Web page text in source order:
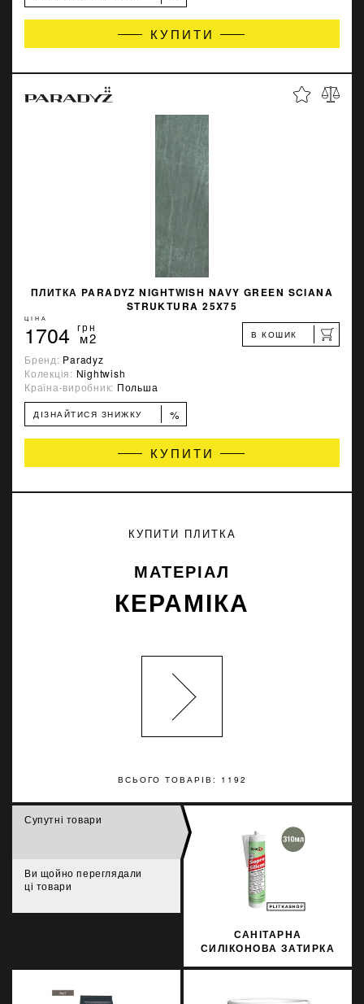
КУПИТИ
ПЛИТКА PARADYZ NIGHTWISH NAVY GREEN SCIANA
STRUKTURA 25X75
ЦІНА
1704 грн
м2 В КОШИК
Бренд: Paradyz
Колекція: Nightwish
Країна-виробник: Польша
ДІЗНАЙТИСЯ ЗНИЖКУ %
КУПИТИ
ВСЬОГО ТОВАРІВ: 1192
КУПИТИ ПЛИТКА
МАТЕРІАЛ
КЕРАМІКА
Супутні товари
Ви щойно переглядали
ці товари
САНІТАРНА
СИЛІКОНОВА ЗАТИРКА